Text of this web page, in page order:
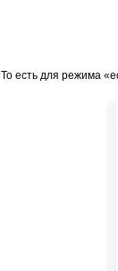
То есть для режима